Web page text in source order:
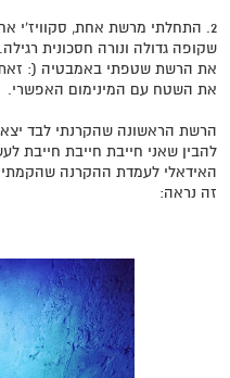
2. התחלתי מרשת אחת, סקוויז'י
שקופה גדולה ונורה חסכונית רגילה.
את הרשת שטפתי באמבטיה (: זאת
את השטח עם המינימום האפשרי.
הרשת הראשונה שהקרנתי לבד
להבין שאני חייבת חייבת חייבת
האידאלי לעמדת ההקרנה
זה נראה: